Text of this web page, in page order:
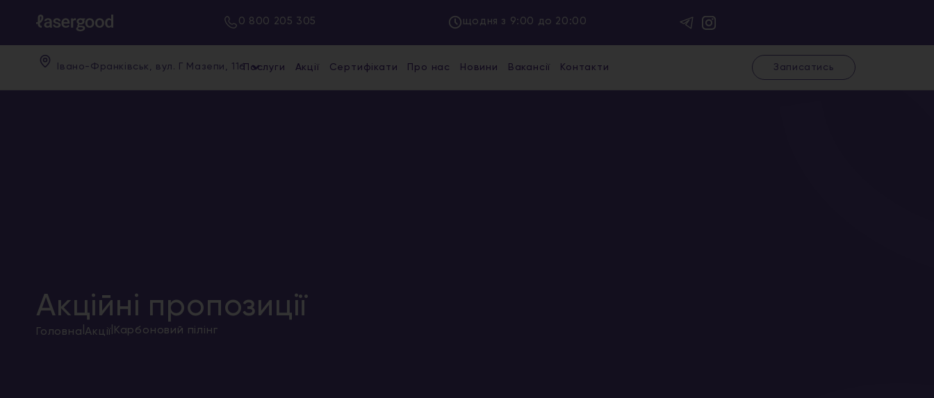
0 800 205 305 щодня з 9:00 до 20:00
Івано-Франківськ, вул. Г Мазепи, 11бПослуги Акції Сертифікати Про нас Новини Вакансії Контакти Записатись
Акційні пропозиції
Головна Акції Карбоновий пілінг